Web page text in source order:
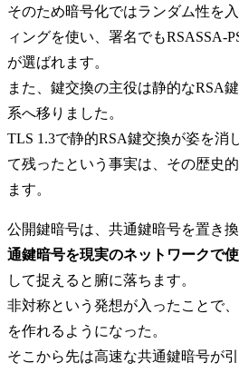
そのため暗号化ではランダム性を
ィングを使い、署名でもRSASSA-
が選ばれます。
また、鍵交換の主役は静的なRSA
系へ移りました。
TLS 1.3で静的RSA鍵交換が姿を消
て残ったという事実は、その歴史
ます。
公開鍵暗号は、共通鍵暗号を置き
通鍵暗号を現実のネットワークで
して捉えると腑に落ちます。
非対称という発想が入ったことで
を作れるようになった。
そこから先は高速な共通鍵暗号が引